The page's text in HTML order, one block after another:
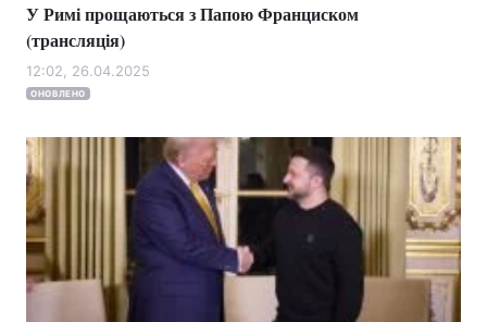
У Римі прощаються з Папою Франциском
(трансляція)
12:02, 26.04.2025
ОНОВЛЕНО